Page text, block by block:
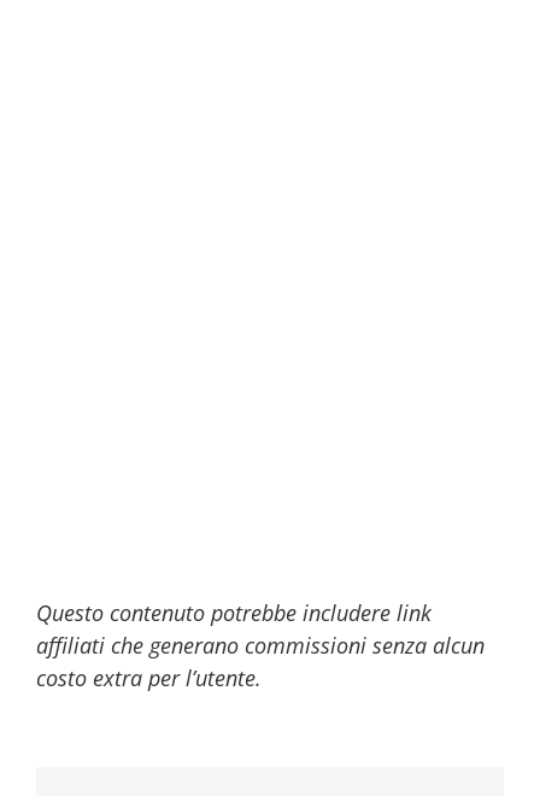
Questo contenuto potrebbe includere link
affiliati che generano commissioni senza alcun
costo extra per l’utente.